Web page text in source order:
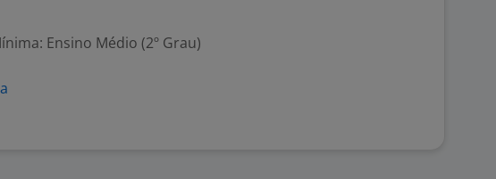
Ensino Médio (2º Grau)